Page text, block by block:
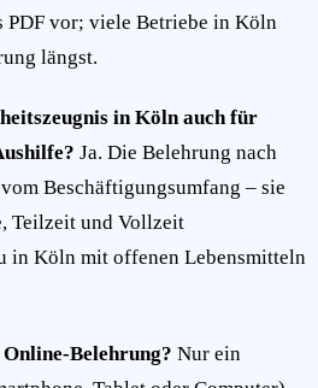
PDF vor; viele Betriebe in Köln
längst.
in Köln auch für
Ja. Die Belehrung nach
Beschäftigungsumfang – sie
Teilzeit und Vollzeit
in Köln mit offenen Lebensmitteln
Belehrung? Nur ein